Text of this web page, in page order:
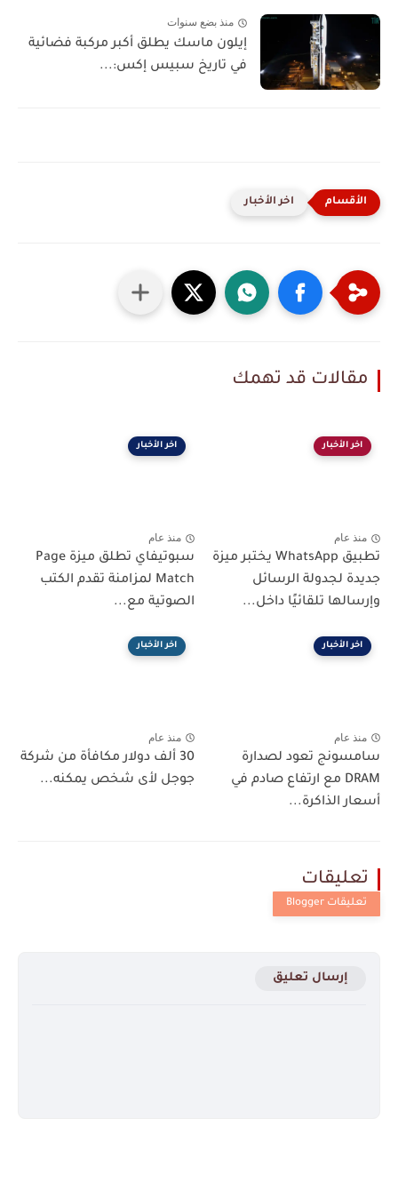
منذ بضع سنوات
إيلون ماسك يطلق أكبر مركبة فضائية
في تاريخ سبيس إكس:...
اخر الأخبار
مقالات قد تهمك
اخر الأخبار
منذ عام
تطبيق WhatsApp يختبر ميزة
جديدة لجدولة الرسائل
وإرسالها تلقائيًا داخل...
اخر الأخبار
منذ عام
سبوتيفاي تطلق ميزة Page
Match لمزامنة تقدم الكتب
الصوتية مع...
اخر الأخبار
منذ عام
سامسونج تعود لصدارة
DRAM مع ارتفاع صادم في
أسعار الذاكرة...
اخر الأخبار
منذ عام
30 ألف دولار مكافأة من شركة
جوجل لأى شخص يمكنه...
تعليقات
إرسال تعليق